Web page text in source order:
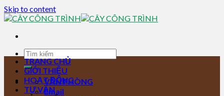
Skip to content
VĂN PHÒNG
Email
TRANG CHỦ
GIỚI THIỆU
HOẠT ĐỘNG
TƯ VẤN